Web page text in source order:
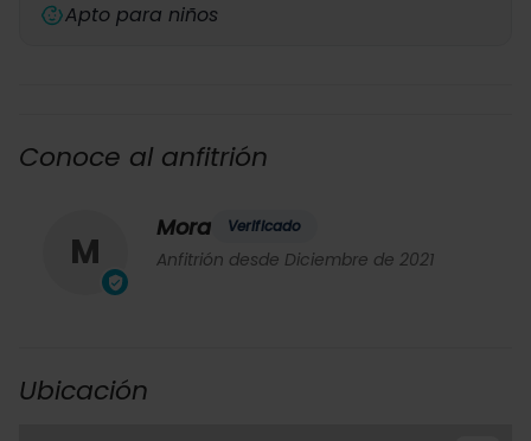
Apto para niños
Conoce al anfitrión
M
Mora Verificado
Anfitrión desde Diciembre de 2021
Ubicación